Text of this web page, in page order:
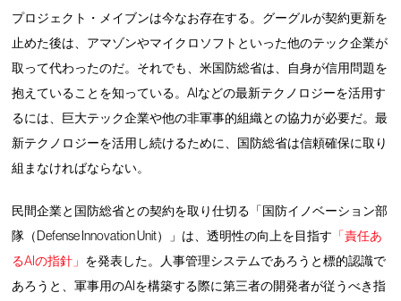
プロジェクト・メイブンは今なお存在する。グーグルが契約更新を
止めた後は、アマゾンやマイクロソフトといった他のテック企業が
取って代わったのだ。それでも、米国防総省は、自身が信用問題を
抱えていることを知っている。AIなどの最新テクノロジーを活用す
るには、巨大テック企業や他の非軍事的組織との協力が必要だ。最
新テクノロジーを活用し続けるために、国防総省は信頼確保に取り
組まなければならない。
民間企業と国防総省との契約を取り仕切る「国防イノベーション部
隊（Defense Innovation Unit）」は、透明性の向上を目指す 「責任あ
るAIの指針」 を発表した。人事管理システムであろうと標的認識で
あろうと、軍事用のAIを構築する際に第三者の開発者が従うべき指